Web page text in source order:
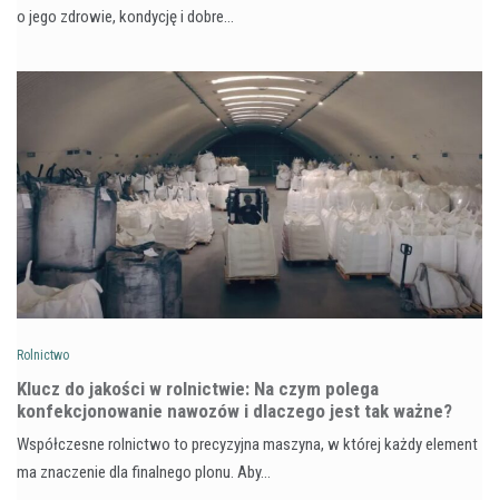
o jego zdrowie, kondycję i dobre…
Rolnictwo
Klucz do jakości w rolnictwie: Na czym polega
konfekcjonowanie nawozów i dlaczego jest tak ważne?
Współczesne rolnictwo to precyzyjna maszyna, w której każdy element
ma znaczenie dla finalnego plonu. Aby…